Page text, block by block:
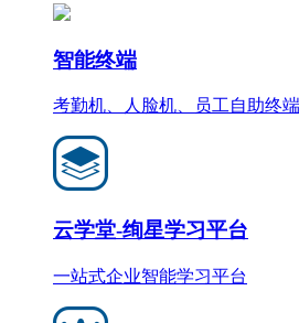
智能终端
考勤机、人脸机、员工自助终
云学堂-绚星学习平台
一站式企业智能学习平台